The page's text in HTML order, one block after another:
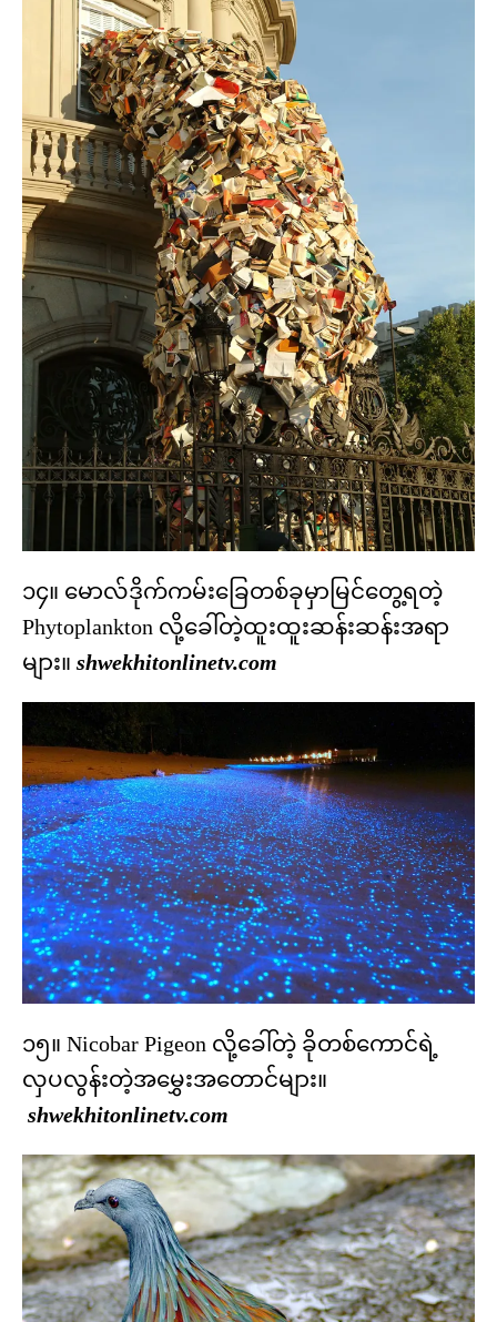
၁၄။ မောလ်ဒိုက်ကမ်းခြေတစ်ခုမှာမြင်တွေ့ရတဲ့
Phytoplankton လို့ခေါ်တဲ့ထူးထူးဆန်းဆန်းအရာ
များ။ shwekhitonlinetv.com
၁၅။ Nicobar Pigeon လို့ခေါ်တဲ့ ခိုတစ်ကောင်ရဲ့
လှပလွန်းတဲ့အမွှေးအတောင်များ။
shwekhitonlinetv.com